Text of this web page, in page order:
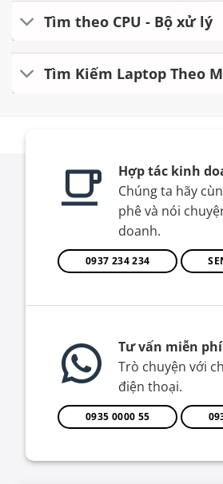
Tìm theo CPU - Bộ xử lý
Tìm Kiếm Laptop Theo
Hợp tác kinh
Chúng ta hãy
phê và nói
doanh.
0937 234 234
Tư vấn miễn phí
Trò chuyện với
điện thoại.
0935 0000 55